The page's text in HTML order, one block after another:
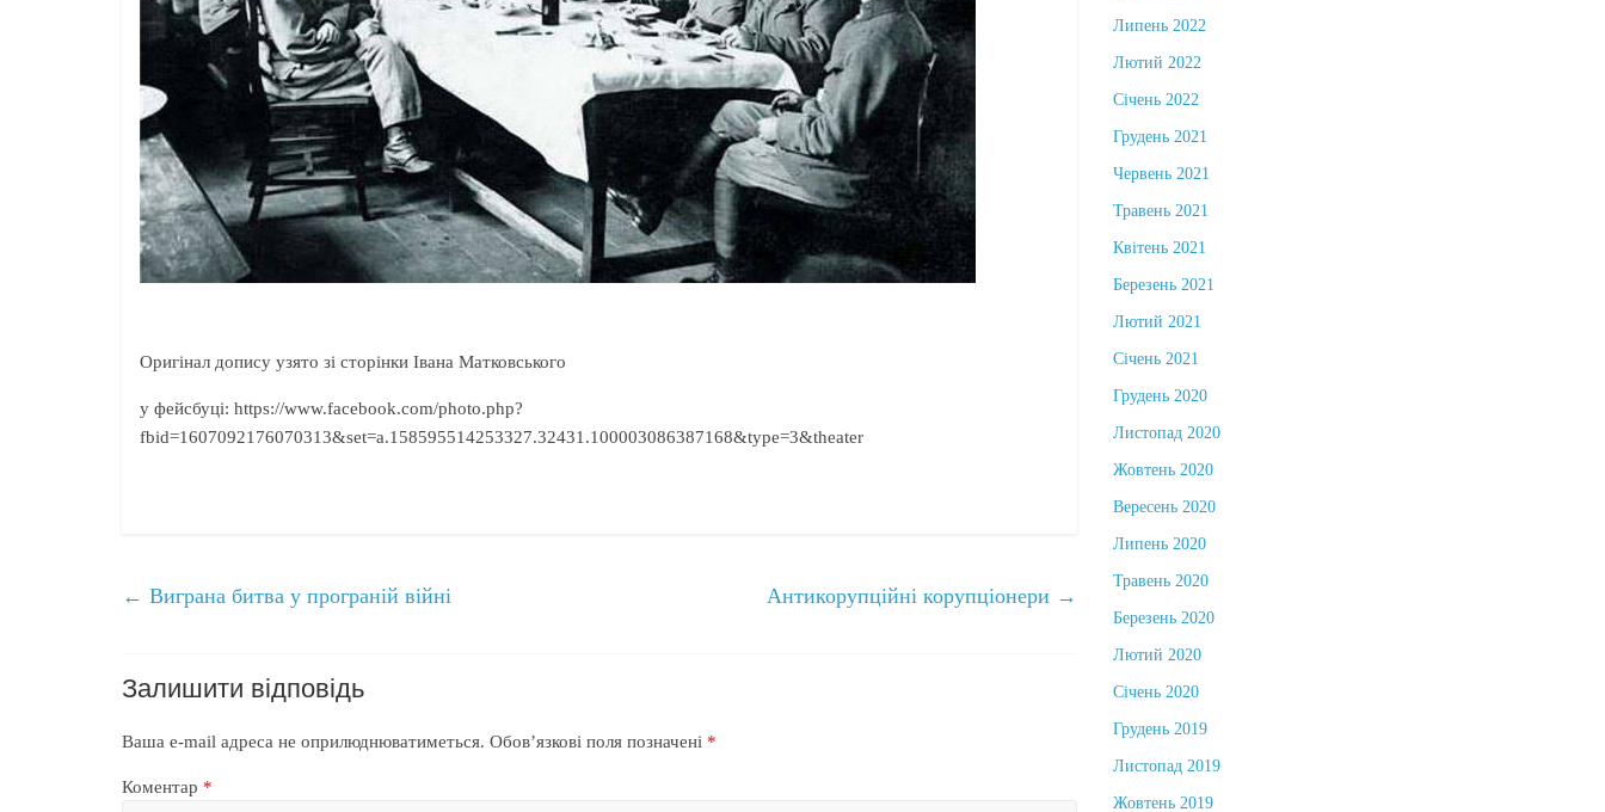
Оригінал допису узято зі сторінки Івана Матковського
у фейсбуці: https://www.facebook.com/photo.php?
fbid=1607092176070313&set=a.158595514253327.32431.100003086387168&type=3&theater
← Виграна битва у програній війні Антикорупційні корупціонери →
Залишити відповідь
Ваша e-mail адреса не оприлюднюватиметься. Обов’язкові поля позначені *
Коментар *
Липень 2022
Лютий 2022
Січень 2022
Грудень 2021
Червень 2021
Травень 2021
Квітень 2021
Березень 2021
Лютий 2021
Січень 2021
Грудень 2020
Листопад 2020
Жовтень 2020
Вересень 2020
Липень 2020
Травень 2020
Березень 2020
Лютий 2020
Січень 2020
Грудень 2019
Листопад 2019
Жовтень 2019